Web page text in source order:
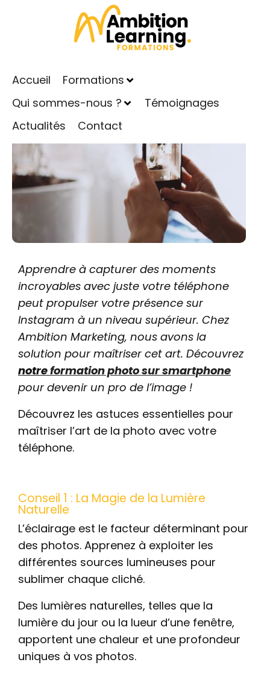
Accueil
Formations
Qui sommes-nous ?
Témoignages
Actualités
Contact
Formation Photo sur Smartphone : prenez des
photos Instagram !
Apprendre à capturer des moments
incroyables avec juste votre téléphone
peut propulser votre présence sur
Instagram à un niveau supérieur. Chez
Ambition Marketing, nous avons la
solution pour maîtriser cet art. Découvrez
notreformation photo sur smartphone
pour devenir un pro de l’image !
Découvrez les astuces essentielles pour
maîtriser l’art de la photo avec votre
téléphone.
Conseil 1 : La Magie de la Lumière
Naturelle
L’éclairage est le facteur déterminant pour
des photos. Apprenez à exploiter les
différentes sources lumineuses pour
sublimer chaque cliché.
Des lumières naturelles, telles que la
lumière du jour ou la lueur d’une fenêtre,
apportent une chaleur et une profondeur
uniques à vos photos.